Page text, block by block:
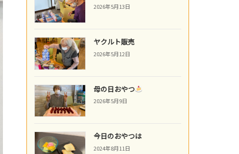
2026年5月13日
ヤクルト販売
2026年5月12日
母の日おやつ
2026年5月9日
今日のおやつは
2024年8月11日